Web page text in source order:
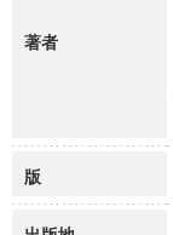
著者
版